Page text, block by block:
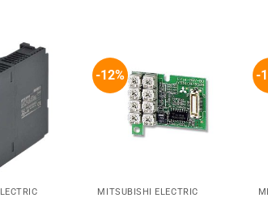
-12%
MITSUBISHI ELECTRIC
-